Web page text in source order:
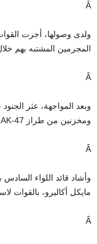
Â
ولدى وصولها، أجرت
المجرمين المشتبه بهم
Â
ومخزنين من طراز AK-47 وهاتفين محمولين وأمتعة شخصية أخرى من مكان الحادث.
Â
وأشاد قائد اللواء السادس
مايكل أكاليرو، بالقوات
Â